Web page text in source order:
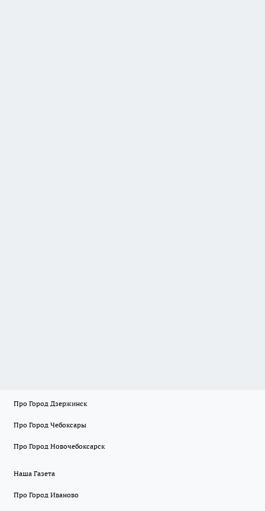
Про Город Дзержинск
Про Город Чебоксары
Про Город Новочебоксарск
Наша Газета
Про Город Иваново